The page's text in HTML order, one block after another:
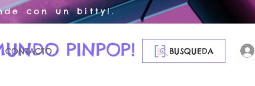
CONTACTO BUSQUEDA
con un bitty!.
PINPOP!